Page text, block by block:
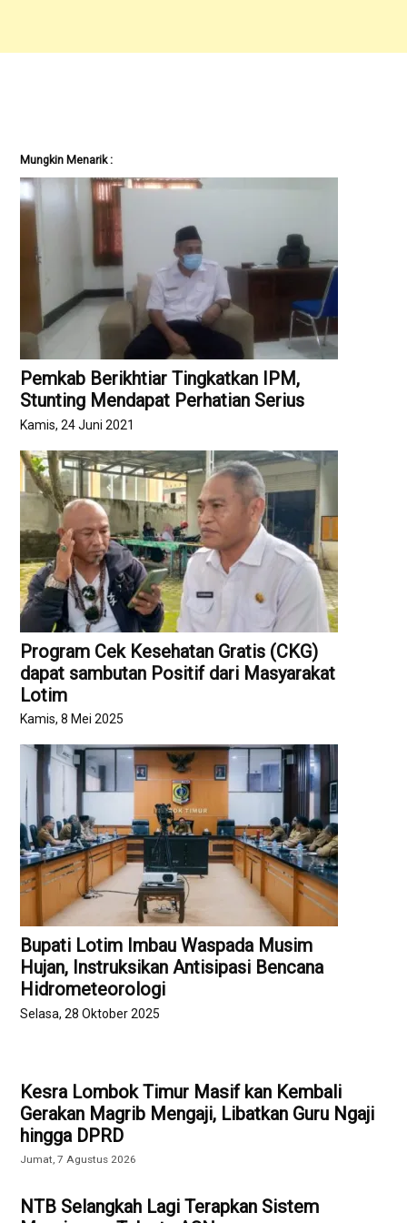
Mungkin Menarik :
Pemkab Berikhtiar Tingkatkan IPM,
Stunting Mendapat Perhatian Serius
Kamis, 24 Juni 2021
Program Cek Kesehatan Gratis (CKG)
dapat sambutan Positif dari Masyarakat
Lotim
Kamis, 8 Mei 2025
Bupati Lotim Imbau Waspada Musim
Hujan, Instruksikan Antisipasi Bencana
Hidrometeorologi
Selasa, 28 Oktober 2025
Kesra Lombok Timur Masif kan Kembali
Gerakan Magrib Mengaji, Libatkan Guru Ngaji
hingga DPRD
Jumat, 7 Agustus 2026
NTB Selangkah Lagi Terapkan Sistem